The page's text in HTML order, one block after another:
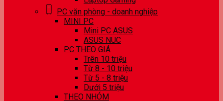
PC văn phòng - doanh nghiệp
MINI PC
Mini PC ASUS
ASUS NUC
PC THEO GIÁ
Trên 10 triệu
Từ 8 - 10 triệu
Từ 5 - 8 triệu
Dưới 5 triệu
THEO NHÓM